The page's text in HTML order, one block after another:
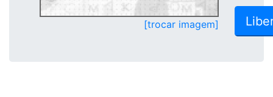
[trocar imagem]